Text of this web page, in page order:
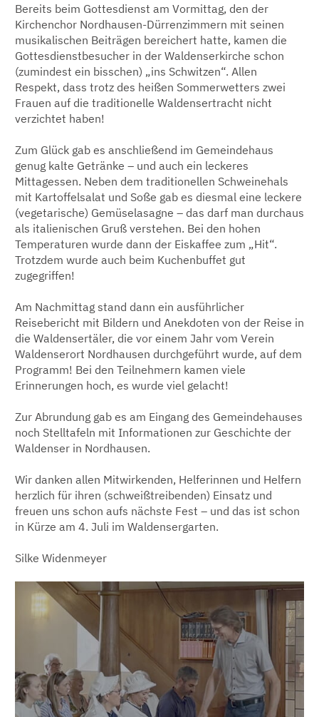
Bereits beim Gottesdienst am Vormittag, den der
Kirchenchor Nordhausen-Dürrenzimmern mit seinen
musikalischen Beiträgen bereichert hatte, kamen die
Gottesdienstbesucher in der Waldenserkirche schon
(zumindest ein bisschen) „ins Schwitzen“. Allen
Respekt, dass trotz des heißen Sommerwetters zwei
Frauen auf die traditionelle Waldensertracht nicht
verzichtet haben!
Zum Glück gab es anschließend im Gemeindehaus
genug kalte Getränke – und auch ein leckeres
Mittagessen. Neben dem traditionellen Schweinehals
mit Kartoffelsalat und Soße gab es diesmal eine leckere
(vegetarische) Gemüselasagne – das darf man durchaus
als italienischen Gruß verstehen. Bei den hohen
Temperaturen wurde dann der Eiskaffee zum „Hit“.
Trotzdem wurde auch beim Kuchenbuffet gut
zugegriffen!
Am Nachmittag stand dann ein ausführlicher
Reisebericht mit Bildern und Anekdoten von der Reise in
die Waldensertäler, die vor einem Jahr vom Verein
Waldenserort Nordhausen durchgeführt wurde, auf dem
Programm! Bei den Teilnehmern kamen viele
Erinnerungen hoch, es wurde viel gelacht!
Zur Abrundung gab es am Eingang des Gemeindehauses
noch Stelltafeln mit Informationen zur Geschichte der
Waldenser in Nordhausen.
Wir danken allen Mitwirkenden, Helferinnen und Helfern
herzlich für ihren (schweißtreibenden) Einsatz und
freuen uns schon aufs nächste Fest – und das ist schon
in Kürze am 4. Juli im Waldensergarten.
Silke Widenmeyer